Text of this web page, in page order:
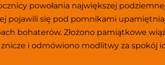
powołania największej
pojawili się pod pomnikami
bohaterów. Złożono pamiątkowe
i odmówiono modlitwy za spokój